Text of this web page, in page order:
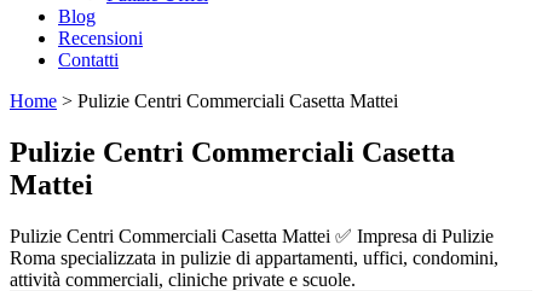
Blog
Recensioni
Contatti
Home > Pulizie Centri Commerciali Casetta Mattei
Pulizie Centri Commerciali Casetta
Mattei
Pulizie Centri Commerciali Casetta Mattei ✅ Impresa di Pulizie
Roma specializzata in pulizie di appartamenti, uffici, condomini,
attività commerciali, cliniche private e scuole.